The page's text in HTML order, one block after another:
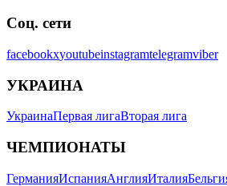
Соц. сети
facebookxyoutubeinstagramtelegramviber
УКРАИНА
УкраинаПервая лигаВторая лига
ЧЕМПИОНАТЫ
ГерманияИспанияАнглияИталия